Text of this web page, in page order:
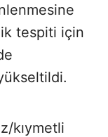
tespiti için
kıymetli